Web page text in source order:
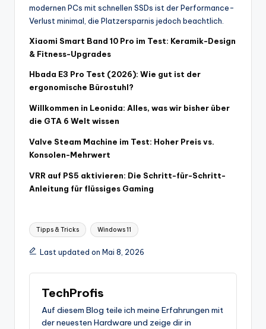
modernen PCs mit schnellen SSDs ist der Performance-
Verlust minimal, die Platzersparnis jedoch beachtlich.
Xiaomi Smart Band 10 Pro im Test: Keramik-Design
& Fitness-Upgrades
Hbada E3 Pro Test (2026): Wie gut ist der
ergonomische Bürostuhl?
Willkommen in Leonida: Alles, was wir bisher über
die GTA 6 Welt wissen
Valve Steam Machine im Test: Hoher Preis vs.
Konsolen-Mehrwert
VRR auf PS5 aktivieren: Die Schritt-für-Schritt-
Anleitung für flüssiges Gaming
Tags:
Tipps & Tricks Windows 11
Last updated on Mai 8, 2026
TechProfis
Auf diesem Blog teile ich meine Erfahrungen mit
der neuesten Hardware und zeige dir in